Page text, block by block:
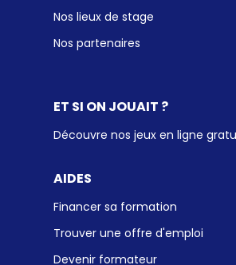
Nos lieux de stage
Nos partenaires
ET SI ON JOUAIT ?
Découvre nos jeux en ligne
AIDES
Financer sa formation
Trouver une offre d'emploi
Devenir formateur